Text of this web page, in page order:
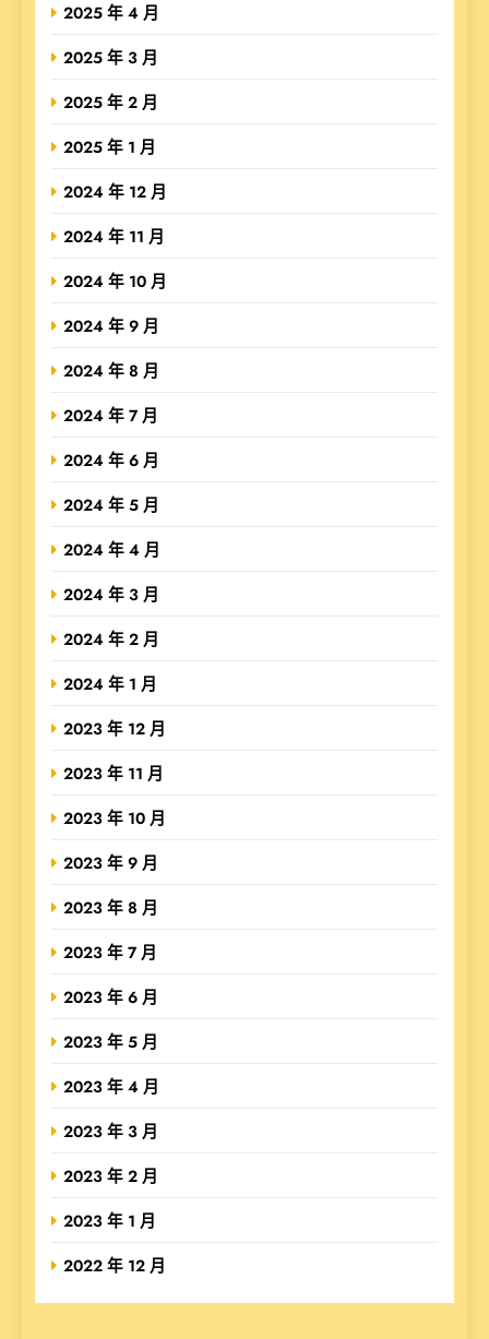
2025 年 4 月
2025 年 3 月
2025 年 2 月
2025 年 1 月
2024 年 12 月
2024 年 11 月
2024 年 10 月
2024 年 9 月
2024 年 8 月
2024 年 7 月
2024 年 6 月
2024 年 5 月
2024 年 4 月
2024 年 3 月
2024 年 2 月
2024 年 1 月
2023 年 12 月
2023 年 11 月
2023 年 10 月
2023 年 9 月
2023 年 8 月
2023 年 7 月
2023 年 6 月
2023 年 5 月
2023 年 4 月
2023 年 3 月
2023 年 2 月
2023 年 1 月
2022 年 12 月